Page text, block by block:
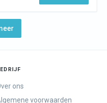
ons
voorwaarden